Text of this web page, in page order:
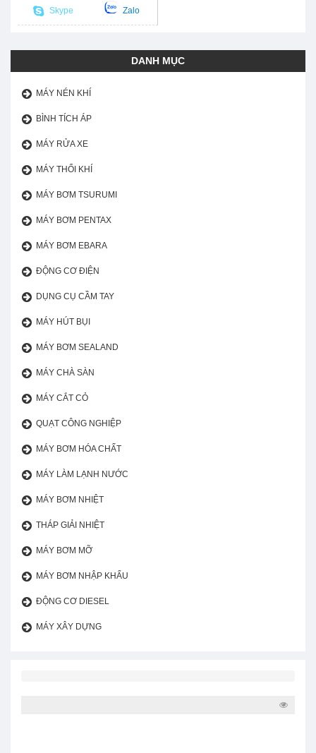
Skype Zalo
DANH MỤC
MÁY NÉN KHÍ
BÌNH TÍCH ÁP
MÁY RỬA XE
MÁY THỔI KHÍ
MÁY BƠM TSURUMI
MÁY BƠM PENTAX
MÁY BƠM EBARA
ĐỘNG CƠ ĐIỆN
DỤNG CỤ CẦM TAY
MÁY HÚT BỤI
MÁY BƠM SEALAND
MÁY CHÀ SÀN
MÁY CẮT CỎ
QUẠT CÔNG NGHIỆP
MÁY BƠM HÓA CHẤT
MÁY LÀM LẠNH NƯỚC
MÁY BƠM NHIỆT
THÁP GIẢI NHIỆT
MÁY BƠM MỠ
MÁY BƠM NHẬP KHẨU
ĐỘNG CƠ DIESEL
MÁY XÂY DỰNG